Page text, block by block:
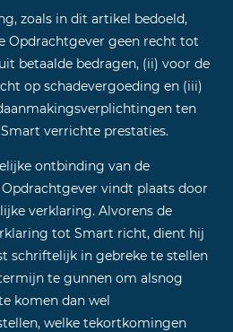
zoals in dit artikel bedoeld,
Opdrachtgever geen recht tot
betaalde bedragen, (ii) voor de
op schadevergoeding en (iii)
ten
verrichte prestaties.
ontbinding van de
vindt plaats door
verklaring. Alvorens de
tot Smart richt, dient hij
schriftelijk in gebreke te stellen
te gunnen om alsnog
komen dan wel
welke tekortkomingen